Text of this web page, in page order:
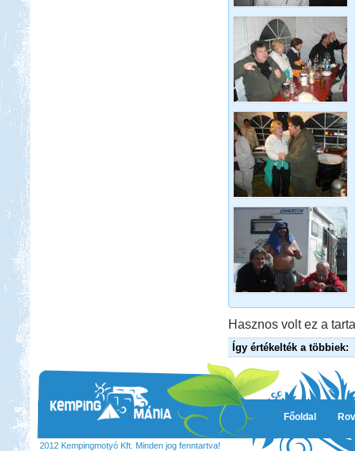
Hasznos volt ez a
Így értékelték a többiek:
Főoldal
2012 Kempingmotyó Kft. Minden jog fenntartva!